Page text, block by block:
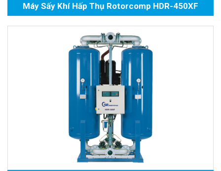
Máy Sấy Khí Hấp Thụ Rotorcomp HDR-450XF